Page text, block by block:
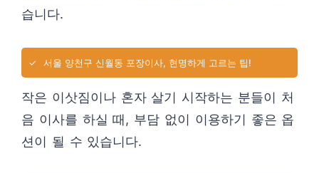
습니다.
✓ 서울 양천구 신월동 포장이사, 현명하게 고르는 팁!
작은 이삿짐이나 혼자 살기 시작하는 분들이 처
음 이사를 하실 때, 부담 없이 이용하기 좋은 옵
션이 될 수 있습니다.